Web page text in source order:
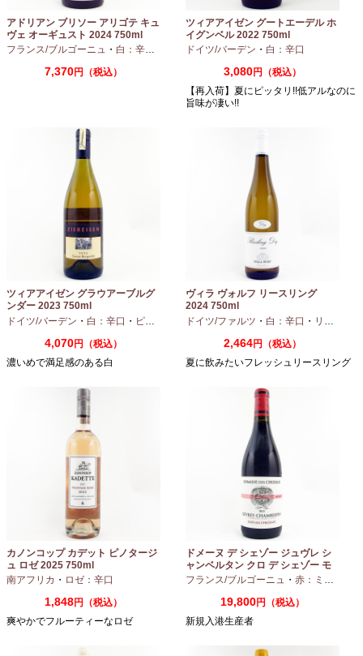
アドリアン ブリソー アリゴテ キュ
ヴェ オーギュスト 2024 750ml
フランス/ブルゴーニュ ・ 白：辛口 アリゴテ
7,370円（税込）
ツィアアイゼン グートエーデル ホ
イグンベル 2022 750ml
ドイツ/バーデン ・ 白：辛口
3,080円（税込）
【再入荷】夏にピッタリ!!低アルなのに
旨味が凄い!!
ツィアアイゼン グラウアーブルグ
ンダー 2023 750ml
ドイツ/バーデン ・ 白：辛口 ・ ピノグリ
4,070円（税込）
濃いめで満足感のある白
ヴィラ ヴォルフ リースリング
2024 750ml
ドイツ/ファルツ ・ 白：辛口 ・ リースリング
2,464円（税込）
夏に飲みたいフレッシュリースリング
カノンコップ カデット ピノタージ
ュ ロゼ 2025 750ml
南アフリカ ・ ロゼ：辛口
1,848円（税込）
爽やかでフルーティーなロゼ
ドメーヌ デ シェゾー ジュヴレ シ
ャンベルタン クロ デ シェゾー モ
ノポール 2023 750ml
フランス/ブルゴーニュ ・ 赤：ミディアムボディ
19,800円（税込）
新規入港生産者